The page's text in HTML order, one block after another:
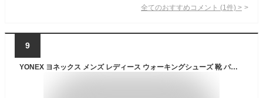
全てのおすすめコメント (1 件) >
9
YONEX ヨネックス メンズ レディース ウォーキングシューズ 靴 パワークッション SHW123 3.5E 全9カラー YY-CHANGEOVER ワイワイ チェンジオーバー